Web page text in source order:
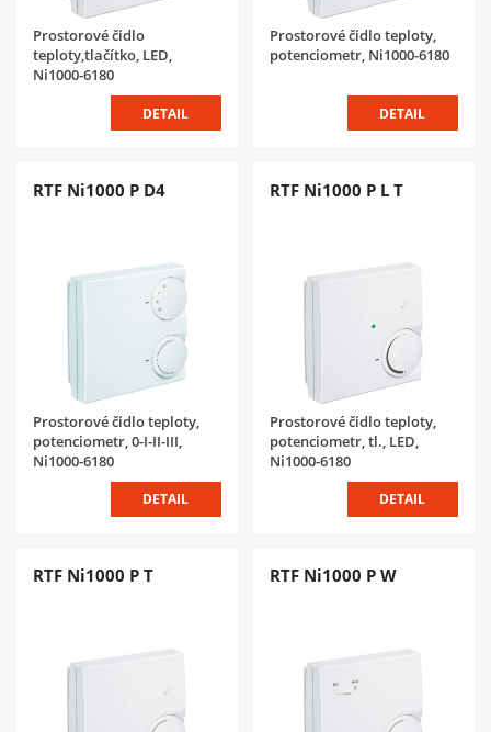
Prostorové čidlo
teploty,tlačítko, LED,
Ni1000-6180
DETAIL
Prostorové čidlo teploty,
potenciometr, Ni1000-6180
DETAIL
RTF Ni1000 P D4
Prostorové čidlo teploty,
potenciometr, 0-I-II-III,
Ni1000-6180
DETAIL
RTF Ni1000 P L T
Prostorové čidlo teploty,
potenciometr, tl., LED,
Ni1000-6180
DETAIL
RTF Ni1000 P T RTF Ni1000 P W